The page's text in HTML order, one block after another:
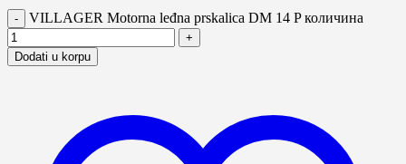
VILLAGER Motorna leđna prskalica DM 14 P количина
Dodati u korpu